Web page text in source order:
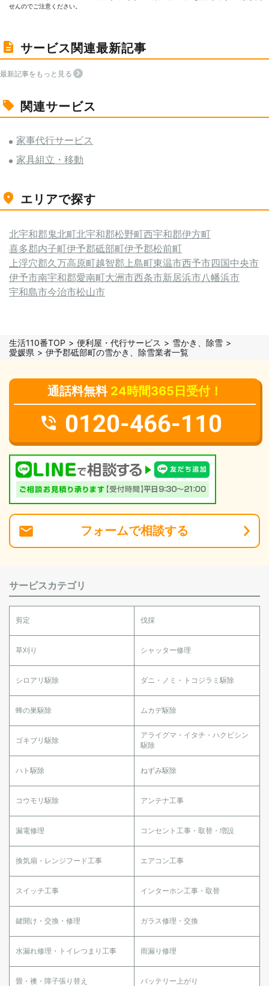
せんのでご注意ください。
サービス関連最新記事
最新記事をもっと見る
関連サービス
家事代行サービス
家具組立・移動
エリアで探す
北宇和郡鬼北町北宇和郡松野町西宇和郡伊方町
喜多郡内子町伊予郡砥部町伊予郡松前町
上浮穴郡久万高原町越智郡上島町東温市西予市四国中央市
伊予市南宇和郡愛南町大洲市西条市新居浜市八幡浜市
宇和島市今治市松山市
生活110番TOP 便利屋・代行サービス
雪かき、除雪
愛媛県
伊予郡砥部町の雪かき、除雪業者一覧
通話料無料 24時間365日受付！
0120-466-110
フォームで相談する
サービスカテゴリ
剪定 伐採
草刈り シャッター修理
シロアリ駆除 ダニ・ノミ・トコジラミ駆除
蜂の巣駆除 ムカデ駆除
ゴキブリ駆除
アライグマ・イタチ・ハクビシン
駆除
ハト駆除 ねずみ駆除
コウモリ駆除 アンテナ工事
漏電修理 コンセント工事・取替・増設
換気扇・レンジフード工事 エアコン工事
スイッチ工事 インターホン工事・取替
鍵開け・交換・修理 ガラス修理・交換
水漏れ修理・トイレつまり工事 雨漏り修理
畳・襖・障子張り替え バッテリー上がり